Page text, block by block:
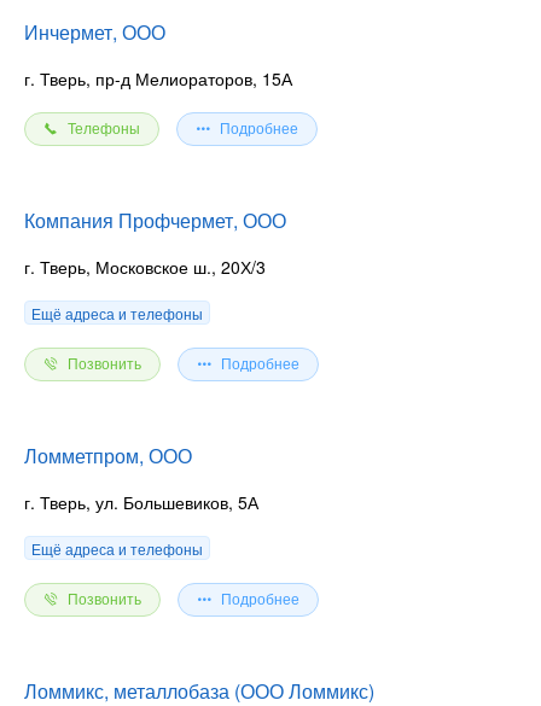
Инчермет, ООО
г. Тверь, пр-д Мелиораторов, 15А
Телефоны Подробнее
Компания Профчермет, ООО
г. Тверь, Московское ш., 20Х/3
Ещё адреса и телефоны
Позвонить Подробнее
Ломметпром, ООО
г. Тверь, ул. Большевиков, 5А
Ещё адреса и телефоны
Позвонить Подробнее
Ломмикс, металлобаза (ООО Ломмикс)